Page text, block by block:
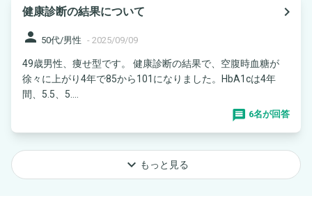
健康診断の結果について
navigate_next
person 50代/男性 - 2025/09/09
49歳男性、痩せ型です。 健康診断の結果で、空腹時血糖が
徐々に上がり4年で85から101になりました。HbA1cは4年
間、5.5、5....
6名が回答
keyboard_arrow_down もっと見る